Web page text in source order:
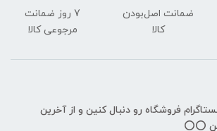
ضمانت اصل‌بودن
کالا
7 روز ضمانت
مرجوعی کالا
فروشگاه رو دنبال کنین و از آخرین
⭕️⭕️